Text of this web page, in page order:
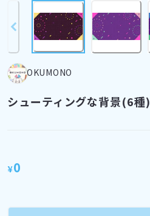
OKUMONO
シューティングな背景(6種)
¥0